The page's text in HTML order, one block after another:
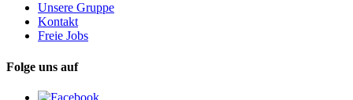
Unsere Gruppe
Kontakt
Freie Jobs
Folge uns auf